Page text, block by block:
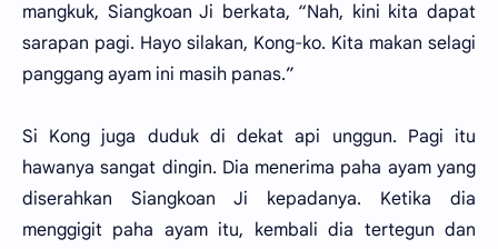
mangkuk, Siangkoan Ji berkata, “Nah, kini kita dapat
sarapan pagi. Hayo silakan, Kong-ko. Kita makan selagi
panggang ayam ini masih panas.”
Si Kong juga duduk di dekat api unggun. Pagi itu
hawanya sangat dingin. Dia menerima paha ayam yang
diserahkan Siangkoan Ji kepadanya. Ketika dia
menggigit paha ayam itu, kembali dia tertegun dan